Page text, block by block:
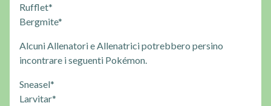
Rufflet*
Bergmite*
Alcuni Allenatori e Allenatrici potrebbero persino
incontrare i seguenti Pokémon.
Sneasel*
Larvitar*